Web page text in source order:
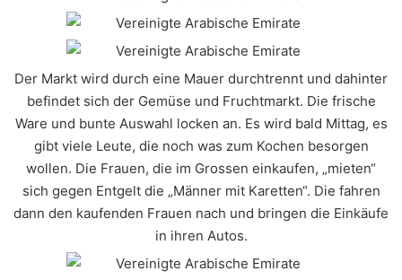
Der Markt wird durch eine Mauer durchtrennt und dahinter
befindet sich der Gemüse und Fruchtmarkt. Die frische
Ware und bunte Auswahl locken an. Es wird bald Mittag, es
gibt viele Leute, die noch was zum Kochen besorgen
wollen. Die Frauen, die im Grossen einkaufen, „mieten“
sich gegen Entgelt die „Männer mit Karetten“. Die fahren
dann den kaufenden Frauen nach und bringen die Einkäufe
in ihren Autos.